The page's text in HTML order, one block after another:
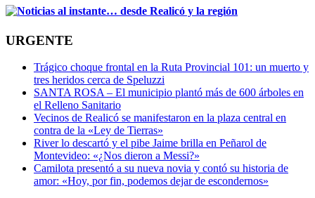
URGENTE
Trágico choque frontal en la Ruta Provincial 101: un muerto y
tres heridos cerca de Speluzzi
SANTA ROSA – El municipio plantó más de 600 árboles en
el Relleno Sanitario
Vecinos de Realicó se manifestaron en la plaza central en
contra de la «Ley de Tierras»
River lo descartó y el pibe Jaime brilla en Peñarol de
Montevideo: «¿Nos dieron a Messi?»
Camilota presentó a su nueva novia y contó su historia de
amor: «Hoy, por fin, podemos dejar de escondernos»